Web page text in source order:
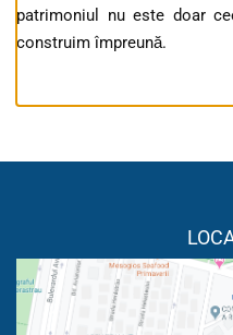
patrimoniul nu este doar
construim împreună.